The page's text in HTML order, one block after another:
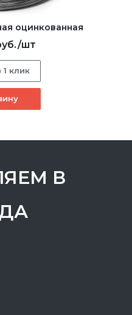
оцинкованная
/шт
1 клик
В